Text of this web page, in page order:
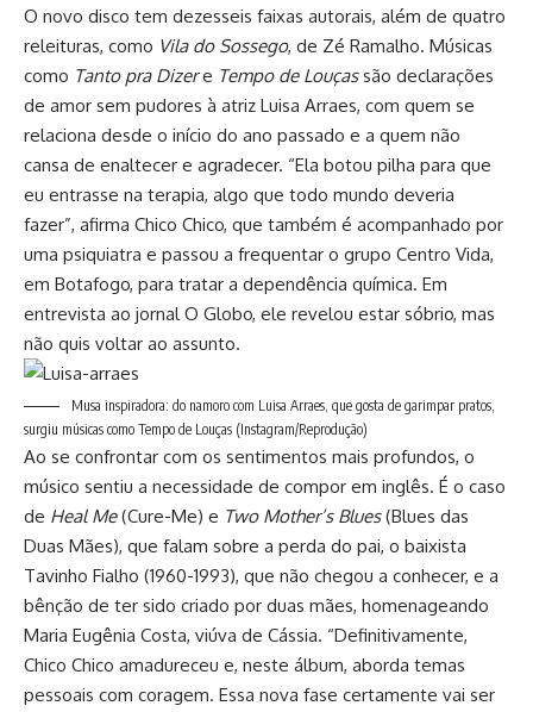
O novo disco tem dezesseis faixas autorais, além de quatro
releituras, como Vila do Sossego, de Zé Ramalho. Músicas
como Tanto pra Dizere Tempo de Louçassão declarações
de amor sem pudores à atriz Luisa Arraes, com quem se
relaciona desde o início do ano passado e a quem não
cansa de enaltecer e agradecer. “Ela botou pilha para que
eu entrasse na terapia, algo que todo mundo deveria
fazer”, afirma Chico Chico, que também é acompanhado por
uma psiquiatra e passou a frequentar o grupo Centro Vida,
em Botafogo, para tratar a dependência química. Em
entrevista ao jornal O Globo, ele revelou estar sóbrio, mas
não quis voltar ao assunto.
Musa inspiradora: do namoro com Luisa Arraes, que gosta de garimpar pratos,
surgiu músicas como Tempo de Louças (Instagram/Reprodução)
Ao se confrontar com os sentimentos mais profundos, o
músico sentiu a necessidade de compor em inglês. É o caso
de Heal Me(Cure-Me) e Two Mother’s Blues(Blues das
Duas Mães), que falam sobre a perda do pai, o baixista
Tavinho Fialho (1960-1993), que não chegou a conhecer, e a
bênção de ter sido criado por duas mães, homenageando
Maria Eugênia Costa, viúva de Cássia. “Definitivamente,
Chico Chico amadureceu e, neste álbum, aborda temas
pessoais com coragem. Essa nova fase certamente vai ser